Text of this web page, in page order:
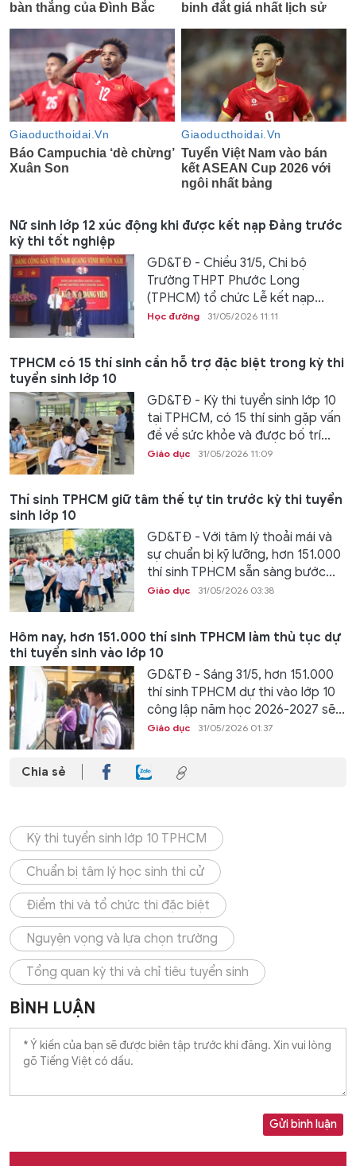
Nữ sinh lớp 12 xúc động khi được kết nạp Đảng trước
kỳ thi tốt nghiệp
GD&TĐ - Chiều 31/5, Chi bộ
Trường THPT Phước Long
(TPHCM) tổ chức Lễ kết nạp...
Học đường 31/05/2026 11:11
TPHCM có 15 thí sinh cần hỗ trợ đặc biệt trong kỳ thi
tuyển sinh lớp 10
GD&TĐ - Kỳ thi tuyển sinh lớp 10
tại TPHCM, có 15 thí sinh gặp vấn
đề về sức khỏe và được bố trí...
Giáo dục 31/05/2026 11:09
Thí sinh TPHCM giữ tâm thế tự tin trước kỳ thi tuyển
sinh lớp 10
GD&TĐ - Với tâm lý thoải mái và
sự chuẩn bị kỹ lưỡng, hơn 151.000
thí sinh TPHCM sẵn sàng bước...
Giáo dục 31/05/2026 03:38
Hôm nay, hơn 151.000 thí sinh TPHCM làm thủ tục dự
thi tuyển sinh vào lớp 10
GD&TĐ - Sáng 31/5, hơn 151.000
thí sinh TPHCM dự thi vào lớp 10
công lập năm học 2026-2027 sẽ...
Giáo dục 31/05/2026 01:37
Chia sẻ
Kỳ thi tuyển sinh lớp 10 TPHCM
Chuẩn bị tâm lý học sinh thi cử
Điểm thi và tổ chức thi đặc biệt
Nguyện vọng và lựa chọn trường
Tổng quan kỳ thi và chỉ tiêu tuyển sinh
BÌNH LUẬN
Gửi bình luận